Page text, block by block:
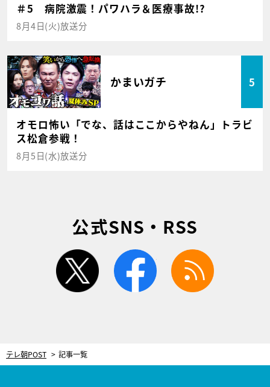
＃5 病院激震！パワハラ＆医療事故!?
8月4日(火)放送分
かまいガチ 5
オモロ怖い「でな、話はここからやねん」トラビ
ス松倉参戦！
8月5日(水)放送分
公式SNS・RSS
twitter facebook
テレ朝POST 記事一覧